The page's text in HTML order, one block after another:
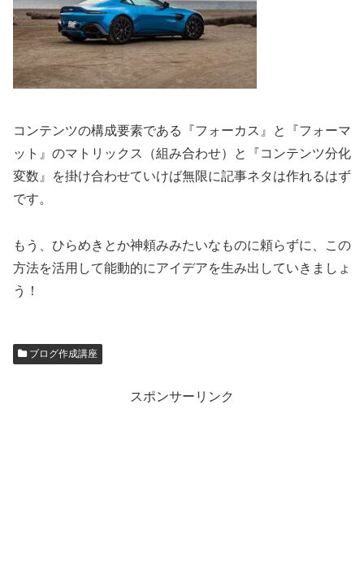
コンテンツの構成要素である『フォーカス』と『フォーマ
ット』のマトリックス（組み合わせ）と『コンテンツ分化
変数』を掛け合わせていけば無限に記事ネタは作れるはず
です。
もう、ひらめきとか神頼みみたいなものに頼らずに、この
方法を活用して能動的にアイデアを生み出していきましょ
う！
ブログ作成講座
スポンサーリンク